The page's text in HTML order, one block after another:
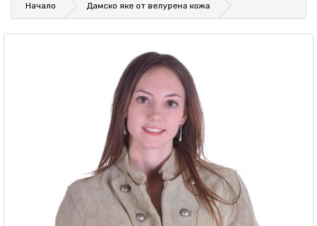
Начало Дамско яке от велурена кожа